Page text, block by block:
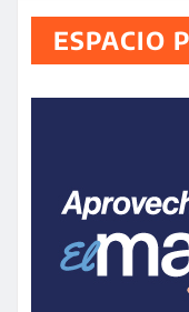
ESPACIO